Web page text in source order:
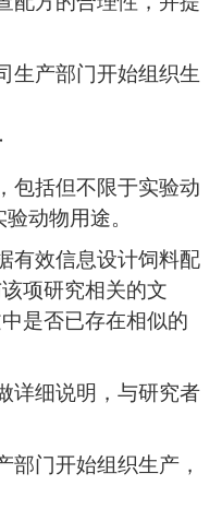
生产部门开始组织生
包括但不限于实验动
动物用途。
有效信息设计饲料配
项研究相关的文
是否已存在相似的
详细说明，与研究者
部门开始组织生产，